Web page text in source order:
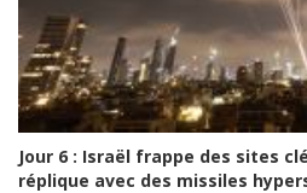
Jour 6 : Israël frappe des sites
réplique avec des missiles